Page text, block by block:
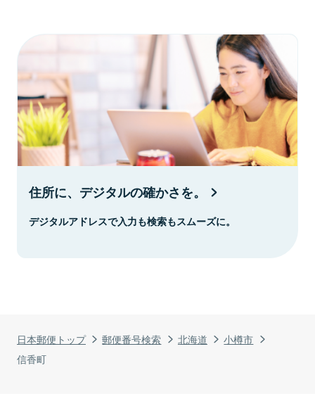
日本郵便トップ 郵便番号検索 北海道
小樽市
信香町
住所に、デジタルの確かさを。
デジタルアドレスで入力も検索もスムーズに。